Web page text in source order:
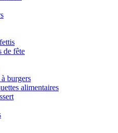
de fête
burgers
alimentaires